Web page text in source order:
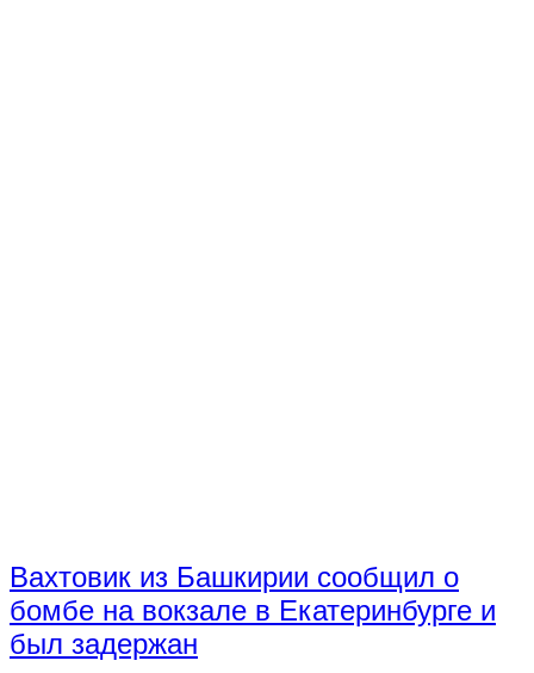
Вахтовик из Башкирии сообщил о
бомбе на вокзале в Екатеринбурге и
был задержан